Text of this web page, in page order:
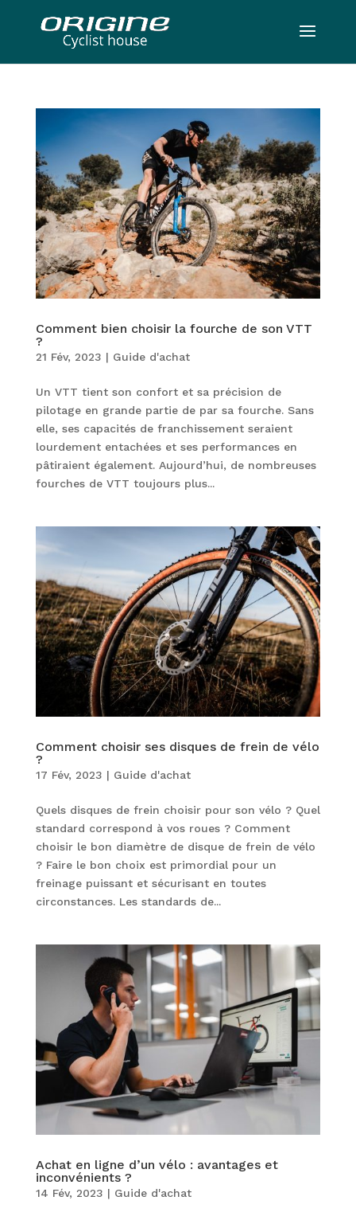
Comment bien choisir la fourche de son VTT
?
21 Fév, 2023 | Guide d'achat
Un VTT tient son confort et sa précision de
pilotage en grande partie de par sa fourche. Sans
elle, ses capacités de franchissement seraient
lourdement entachées et ses performances en
pâtiraient également. Aujourd’hui, de nombreuses
fourches de VTT toujours plus...
Comment choisir ses disques de frein de vélo
?
17 Fév, 2023 | Guide d'achat
Quels disques de frein choisir pour son vélo ? Quel
standard correspond à vos roues ? Comment
choisir le bon diamètre de disque de frein de vélo
? Faire le bon choix est primordial pour un
freinage puissant et sécurisant en toutes
circonstances. Les standards de...
Achat en ligne d’un vélo : avantages et
inconvénients ?
14 Fév, 2023 | Guide d'achat